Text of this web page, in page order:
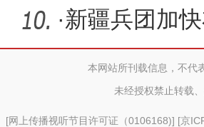
3500万千
·新疆兵团加
本网站所刊载信息，不代
未经授权禁止转载
[网上传播视听节目许可证（0106168)] [京